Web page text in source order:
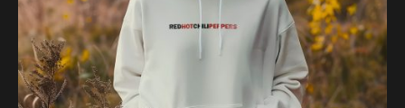
choisies
sur
la
page
du